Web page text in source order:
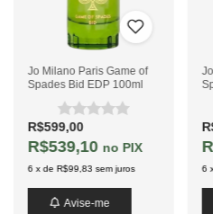
Notas
Jo Milano Paris Game of
Spades Bid EDP 100ml
R$599,00
R$539,10 PIX
6 xde R$99,83 sem juros
Avise-me
6